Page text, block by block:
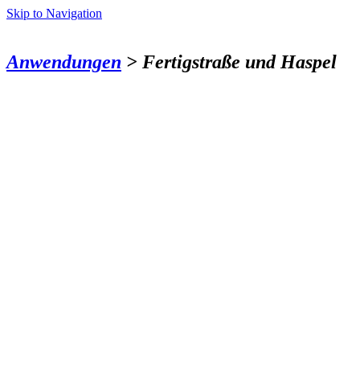
Skip to Navigation
Anwendungen > Fertigstraße und Haspel